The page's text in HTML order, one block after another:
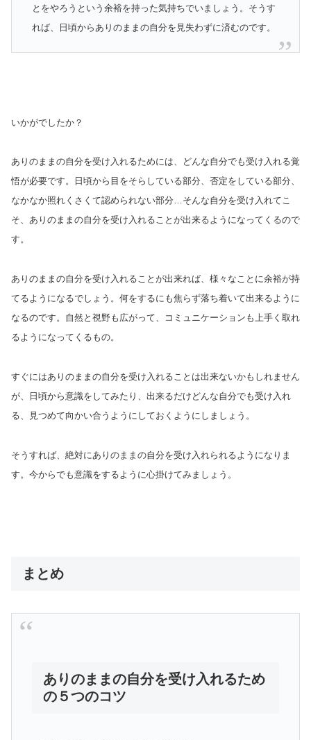
とをやろうという余裕を持った気持ちでいましょう。そうす
れば、日頃からありのままの自分を見失わずに済むのです。
いかがでしたか？
ありのままの自分を受け入れるためには、どんな自分でも受け入れる覚
悟が必要です。日頃から目をそらしている部分、否定をしている部分、
なかなか照れくさくて認められない部分…そんな自分を受け入れてこ
そ、ありのままの自分を受け入れることが出来るようになってくるので
す。
ありのままの自分を受け入れることが出来れば、様々なことに余裕が持
てるようになるでしょう。何をするにも焦らず落ち着いて出来るように
なるのです。自然と視野も広がって、コミュニケーションも上手く取れ
るようになってくるもの。
すぐにはありのままの自分を受け入れることは出来ないかもしれません
が、日頃から意識をしてみたり、出来るだけどんな自分でも受け入れ
る、見つめて向かい合うようにしておくようにしましょう。
そうすれば、絶対にありのままの自分を受け入れられるようになりま
す。今からでも意識をするように心掛けてみましょう。
まとめ
ありのままの自分を受け入れるため
の５つのコツ